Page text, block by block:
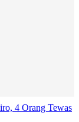
4 Orang Tewas